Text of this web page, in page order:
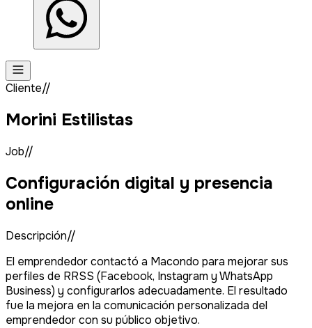
Cliente//
Morini Estilistas
Job//
Configuración digital y presencia
online
Descripción//
El emprendedor contactó a Macondo para mejorar sus
perfiles de RRSS (Facebook, Instagram y WhatsApp
Business) y configurarlos adecuadamente. El resultado
fue la mejora en la comunicación personalizada del
emprendedor con su público objetivo.